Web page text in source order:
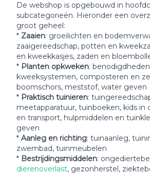
De webshop is opgebouwd in
subcategorieën. Hieronder een
groot geheel:
* Zaaien: groeilichten en
zaaigereedschap, potten en
en kweekkasjes, zaden en
* Planten opkweken:
kweeksystemen, composteren en
boomschors, meststof, water geven
* Praktisch tuinieren:
meetapparatuur, tuinboeken, kids in
en transport, hulpmiddelen en
geven
* Aanleg en richting: tuinaanleg,
zwembad, tuinmeubelen
* Bestrijdingsmiddelen:
dierenoverlast, gezonherstel,